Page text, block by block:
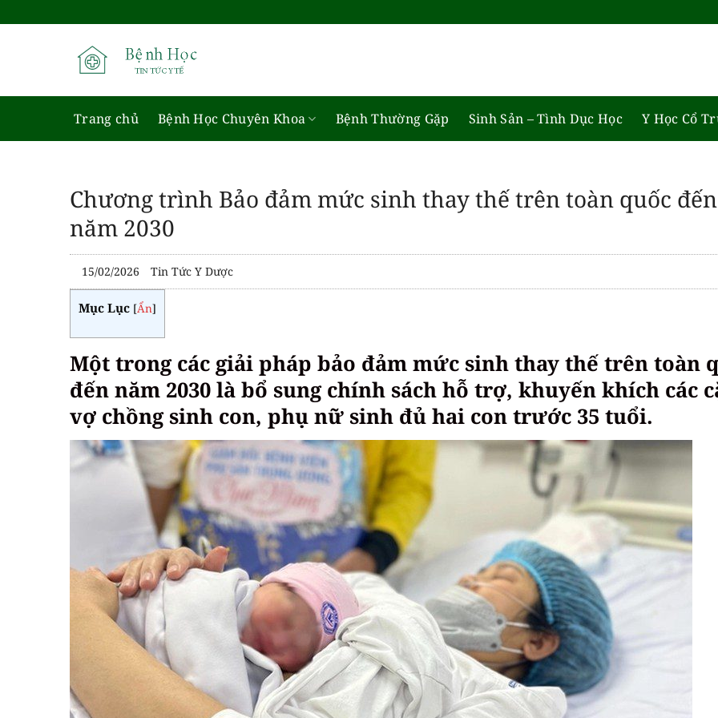
qua
Trang chủ Bệnh Học Chuyên Khoa Bệnh Thường Gặp Sinh Sản – Tình Dục Học Y Học Cổ
Chương trình Bảo đảm mức sinh thay thế trên toàn quốc đến
năm 2030
15/02/2026 Tin Tức Y Dược
Mục Lục [Ẩn]
Một trong các giải pháp bảo đảm mức sinh thay thế trên toàn
đến năm 2030 là bổ sung chính sách hỗ trợ, khuyến khích các
vợ chồng sinh con, phụ nữ sinh đủ hai con trước 35 tuổi.